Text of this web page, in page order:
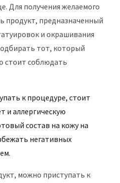
Для получения желаемого
продукт, предназначенный
и окрашивания
тот, который
стоит соблюдать
к процедуре, стоит
и аллергическую
состав на кожу на
негативных
можно приступать к